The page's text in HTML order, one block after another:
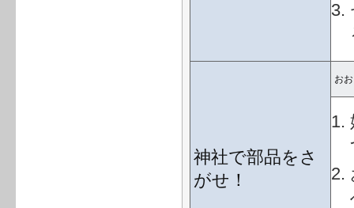
神社で部品をさ
がせ！
お